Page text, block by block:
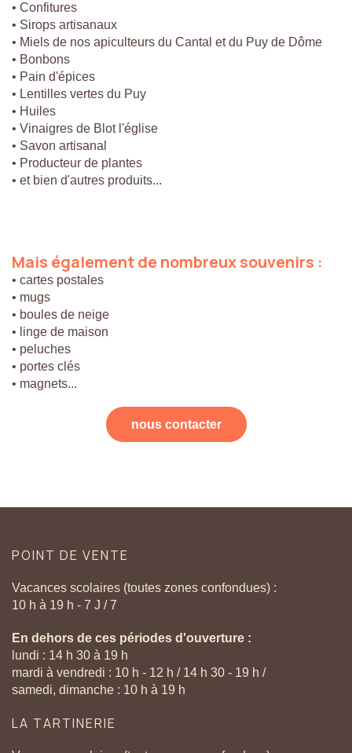
• Confitures
• Sirops artisanaux
• Miels de nos apiculteurs du Cantal et du Puy de Dôme
• Bonbons
• Pain d'épices
• Lentilles vertes du Puy
• Huiles
• Vinaigres de Blot l'église
• Savon artisanal
• Producteur de plantes
• et bien d'autres produits...
Mais égalementdenombreuxsouvenirs :
• cartes postales
• mugs
• boules de neige
• linge de maison
• peluches
• portes clés
• magnets...
nous contacter
POINT DE VENTE
Vacances scolaires (toutes zones confondues) :
10 h à 19 h - 7 J / 7
En dehors de ces périodes d'ouverture :
lundi : 14 h 30 à 19 h
mardi à vendredi : 10 h - 12 h / 14 h 30 - 19 h /
samedi, dimanche : 10 h à 19 h
LA TARTINERIE